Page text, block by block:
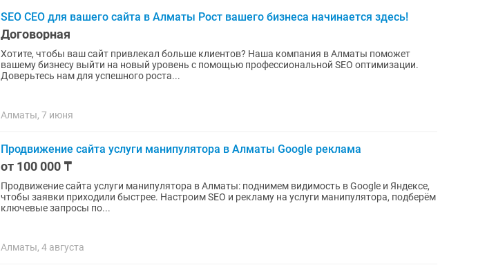
SEO СЕО для вашего сайта в Алматы Рост вашего бизнеса начинается здесь!
Договорная
Хотите, чтобы ваш сайт привлекал больше клиентов? Наша компания в Алматы поможет
вашему бизнесу выйти на новый уровень с помощью профессиональной SEO оптимизации.
Доверьтесь нам для успешного роста...
Алматы, 7 июня
Продвижение сайта услуги манипулятора в Алматы Google реклама
от 100 000 ₸
Продвижение сайта услуги манипулятора в Алматы: поднимем видимость в Google и Яндексе,
чтобы заявки приходили быстрее. Настроим SEO и рекламу на услуги манипулятора, подберём
ключевые запросы по...
Алматы, 4 августа